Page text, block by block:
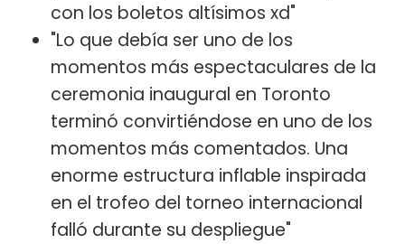
con los boletos altísimos xd"
"Lo que debía ser uno de los
momentos más espectaculares de la
ceremonia inaugural en Toronto
terminó convirtiéndose en uno de los
momentos más comentados. Una
enorme estructura inflable inspirada
en el trofeo del torneo internacional
falló durante su despliegue"